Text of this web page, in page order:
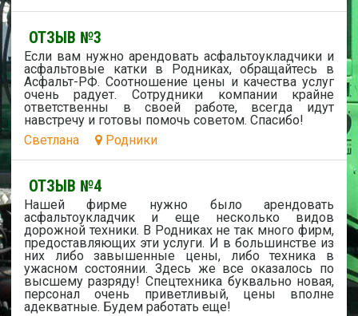
ОТЗЫВ №3
Если вам нужно арендовать асфальтоукладчики и
асфальтовые катки в Родниках, обращайтесь в
Асфальт-РФ. Соотношение цены и качества услуг
очень радует. Сотрудники компании крайне
ответственны в своей работе, всегда идут
навстречу и готовы помочь советом. Спасибо!
Светлана
Родники
ОТЗЫВ №4
Нашей фирме нужно было арендовать
асфальтоукладчик и еще несколько видов
дорожной техники. В Родниках не так много фирм,
предоставляющих эти услуги. И в большинстве из
них либо завышенные цены, либо техника в
ужасном состоянии. Здесь же все оказалось по
высшему разряду! Спецтехника буквально новая,
персонал очень приветливый, цены вполне
адекватные. Будем работать еще!